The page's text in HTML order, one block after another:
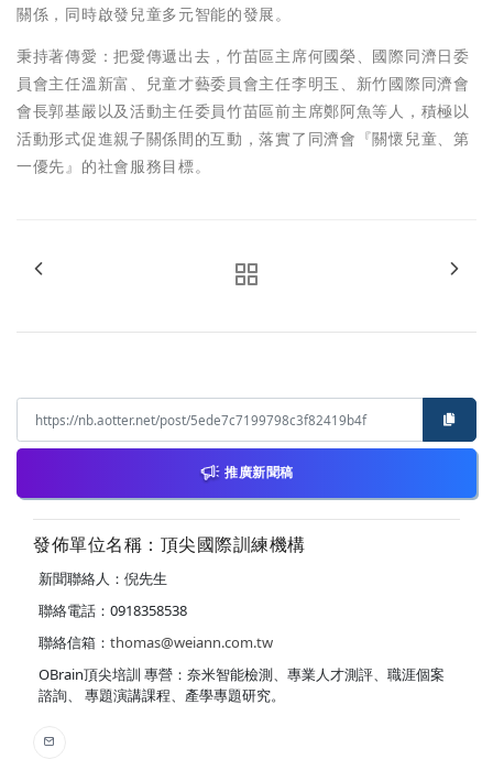
關係，同時啟發兒童多元智能的發展。
秉持著傳愛：把愛傳遞出去，竹苗區主席何國榮、國際同濟日委
員會主任溫新富、兒童才藝委員會主任李明玉、新竹國際同濟會
會長郭基嚴以及活動主任委員竹苗區前主席鄭阿魚等人，積極以
活動形式促進親子關係間的互動，落實了同濟會『關懷兒童、第
一優先』的社會服務目標。
推廣新聞稿
發佈單位名稱：頂尖國際訓練機構
新聞聯絡人：倪先生
聯絡電話：0918358538
聯絡信箱： thomas@weiann.com.tw
OBrain頂尖培訓 專營：奈米智能檢測、專業人才測評、職涯個案
諮詢、 專題演講課程、產學專題研究。